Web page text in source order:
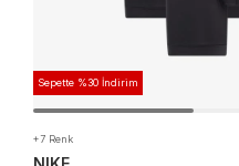
Sepette %30 İndirim
+7 Renk